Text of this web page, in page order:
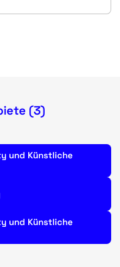
(3)
und Künstliche
und Künstliche